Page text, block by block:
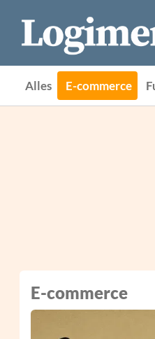
Alles E-commerce
E-commerce